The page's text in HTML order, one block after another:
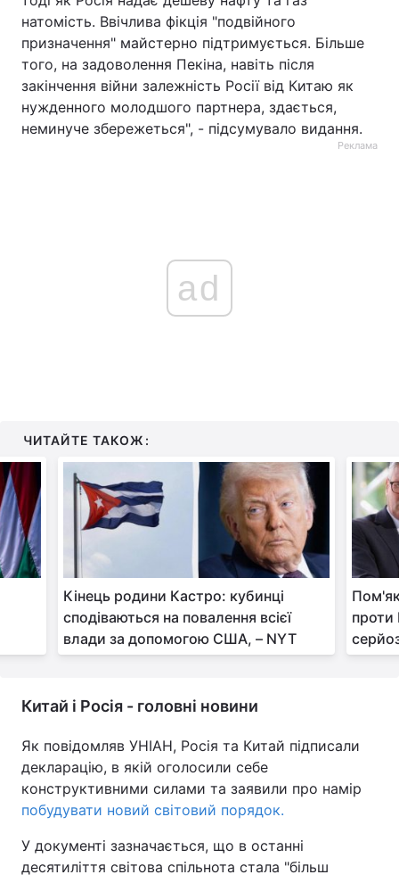
натомість. Ввічлива фікція "подвійного
призначення" майстерно підтримується. Більше
того, на задоволення Пекіна, навіть після
закінчення війни залежність Росії від Китаю як
нужденного молодшого партнера, здається,
неминуче збережеться", - підсумувало видання.
Реклама
ad
ЧИТАЙТЕ ТАКОЖ:
Кінець родини Кастро: кубинці
сподіваються на повалення всієї
влади за допомогою США, – NYT
Китай і Росія - головні новини
Як повідомляв УНІАН, Росія та Китай підписали
декларацію, в якій оголосили себе
конструктивними силами та заявили про намір
побудувати новий світовий порядок.
У документі зазначається, що в останні
десятиліття світова спільнота стала "більш